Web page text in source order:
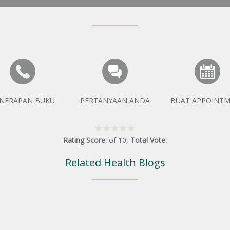
BUKU PERTANYAAN ANDA BUAT
Rating Score: of 10, Total Vote:
Related Health Blogs